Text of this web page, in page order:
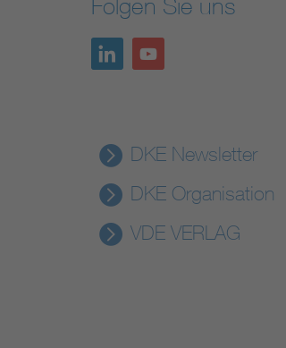
Folgen Sie uns
DKE Newsletter
DKE Organisation
VDE VERLAG